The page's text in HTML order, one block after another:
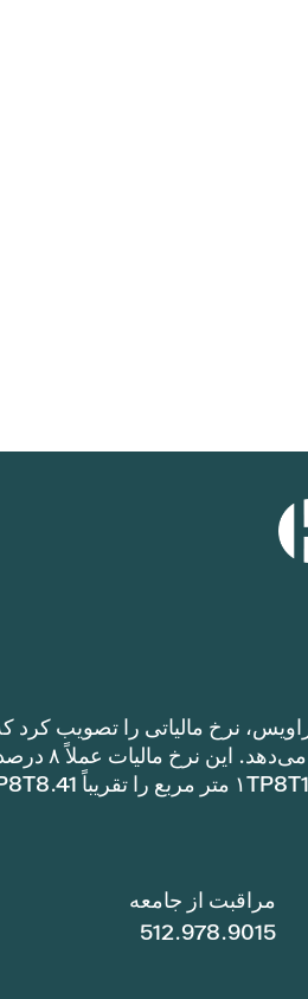
نرخ مالیاتی را تصویب کرد
را نسبت به
مراقبت از جامعه
512.978.9015